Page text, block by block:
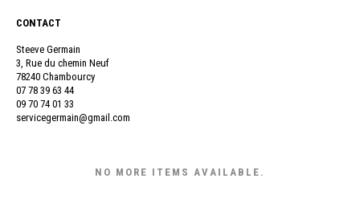
CONTACT
Steeve Germain
3, Rue du chemin Neuf
78240 Chambourcy
07 78 39 63 44
09 70 74 01 33
servicegermain@gmail.com
NO MORE ITEMS AVAILABLE.